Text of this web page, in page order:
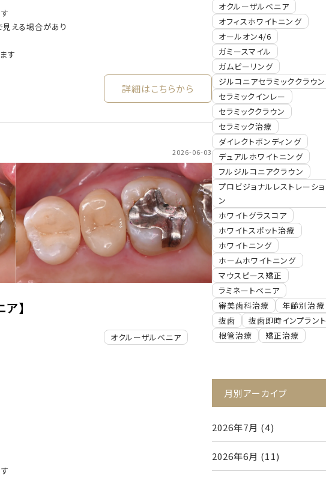
える場合があり
す
詳細はこちらから
2026-06-03
】
オクルーザルべニア
オクルーザルべニア
オフィスホワイトニング
オールオン4/6
ガミースマイル
ガムピーリング
ジルコニアセラミッククラウン
セラミックインレー
セラミッククラウン
セラミック治療
ダイレクトボンディング
デュアルホワイトニング
フルジルコニアクラウン
プロビジョナルレストレーショ
ン
ホワイトグラスコア
ホワイトスポット治療
ホワイトニング
ホームホワイトニング
マウスピース矯正
ラミネートベニア
審美歯科治療
年齢別治療
抜歯
抜歯即時インプラント
根管治療
矯正治療
月別アーカイブ
2026年7月 (4)
2026年6月 (11)